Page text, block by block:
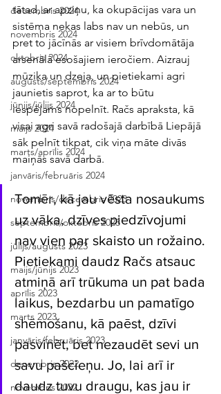
decembris 2024
novembris 2024
oktobris 2024
augusts/septembris 2024
jūnijs/jūlijs 2024
maijs 2024
marts/aprīlis 2024
janvāris/februāris 2024
novembris/decembris 2023
septembris/oktobris 2023
jūlijs/augusts 2023
maijs/jūnijs 2023
aprīlis 2023
marts 2023
janvāris/februāris 2023
decembris 2022
novembris 2022
tātad, ar apziņu, ka okupācijas vara un
sistēma nekas labs nav un nebūs, un
pret to jācīnās ar visiem brīvdomātāja
arsenālā esošajiem ieročiem. Aizrauj
mūzika un dzeja, un pietiekami agri
jaunietis saprot, ka ar to būtu
iespējams nopelnīt. Račs apraksta, kā
visai agri savā radošajā darbībā Liepājā
sāk pelnīt tikpat, cik viņa māte divās
maiņās savā darbā.
Tomēr, kā jau vēsta nosaukums
uz vāka, dzīves piedzīvojumi
nav vien par skaisto un rožaino.
Pietiekami daudz Račs atsauc
atmiņā arī trūkuma un pat bada
laikus, bezdarbu un pamatīgo
shēmošanu, kā paēst, dzīvi
pasvinēt, bet nezaudēt sevi un
savu pašcieņu. Jo, lai arī ir
daudz tuvu draugu, kas jau ir